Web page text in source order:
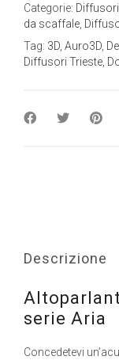
Categorie:
da scaffale
Tag: 3D Auro3D
Diffusori Trieste
Descrizione
serie Aria
Concedetevi